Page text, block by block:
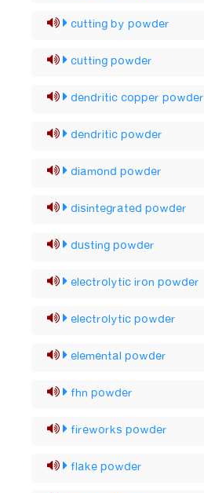
cutting by powder
cutting powder
dendritic copper powder
dendritic powder
diamond powder
disintegrated powder
dusting powder
electrolytic iron powder
electrolytic powder
elemental powder
fhn powder
fireworks powder
flake powder